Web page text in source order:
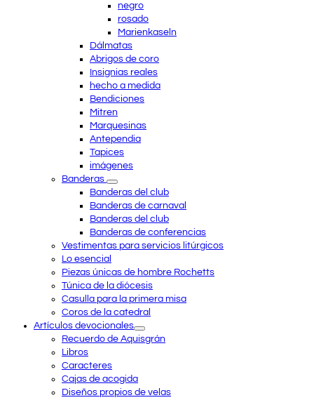
negro
rosado
Marienkaseln
Dálmatas
Abrigos de coro
Insignias reales
hecho a medida
Bendiciones
Mitren
Marquesinas
Antependia
Tapices
imágenes
Banderas
Banderas del club
Banderas de carnaval
Banderas del club
Banderas de conferencias
Vestimentas para servicios litúrgicos
Lo esencial
Piezas únicas de hombre Rochetts
Túnica de la diócesis
Casulla para la primera misa
Coros de la catedral
Artículos devocionales
Recuerdo de Aquisgrán
Libros
Caracteres
Cajas de acogida
Diseños propios de velas